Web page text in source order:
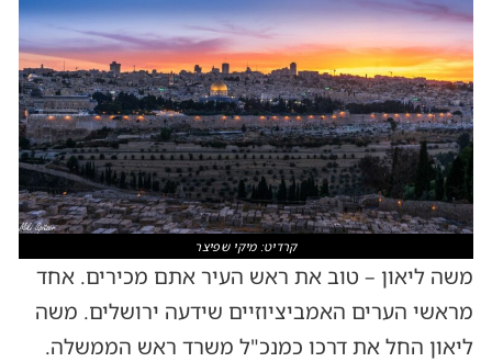
קרדיט: מיקי שפיצר
משה ליאון – טוב את ראש העיר אתם מכירים. אחד
מראשי הערים האמביציוזיים שידעה ירושלים. משה
ליאון החל את דרכו כמנכ"ל משרד ראש הממשלה.